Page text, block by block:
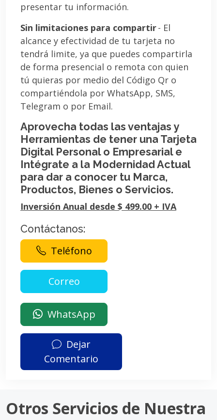
presentar tu información.
Sin limitaciones para compartir- El
alcance y efectividad de tu tarjeta no
tendrá limite, ya que puedes compartirla
de forma presencial o remota con quien
tú quieras por medio del Código Qr o
compartiéndola por WhatsApp, SMS,
Telegram o por Email.
Aprovecha todas las ventajas y
Herramientas de tener una Tarjeta
Digital Personal o Empresarial e
Intégrate a la Modernidad Actual
para dar a conocer tu Marca,
Productos, Bienes o Servicios.
Inversión Anual desde $ 499.00 + IVA
Contáctanos:
Teléfono
WhatsApp
Dejar
Comentario
Otros Servicios de Nuestra